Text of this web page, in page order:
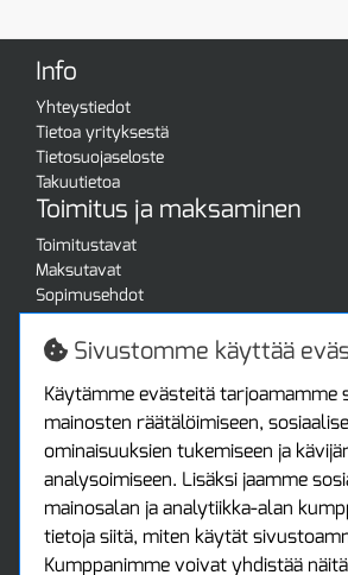
Info
Yhteystiedot
Tietoa yrityksestä
Tietosuojaseloste
Takuutietoa
Toimitus ja maksaminen
Toimitustavat
Maksutavat
Sopimusehdot
Turvallista ostamista
Jälleenmyyjille
Tax free / verovapaa myynti
Asiakastilini
Asiakastili
Luo tili
Kirjaudu sisään
Ota yhteyttä
Protools Oy
Sivustomme käyttää
Käytämme evästeitä tarjoamamme
mainosten räätälöimiseen,
ominaisuuksien tukemiseen ja
analysoimiseen. Lisäksi jaamme
mainosalan ja analytiikka-alan
tietoja siitä, miten käytät
Kumppanimme voivat yhdistää